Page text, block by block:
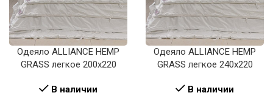
Одеяло ALLIANCE HEMP
GRASS легкое 200х220
В наличии
Одеяло ALLIANCE HEMP
GRASS легкое 240х220
В наличии